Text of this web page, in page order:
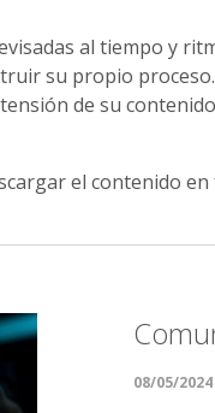
al tiempo y
su propio
de su
el contenido
08/05/2024